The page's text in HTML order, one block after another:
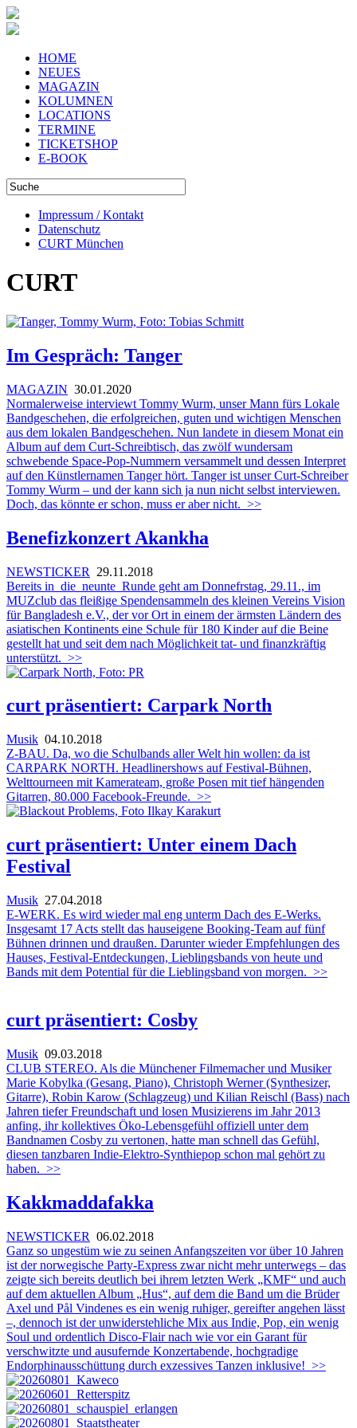
HOME
NEUES
MAGAZIN
KOLUMNEN
LOCATIONS
TERMINE
TICKETSHOP
E-BOOK
Impressum / Kontakt
Datenschutz
CURT München
CURT
Im Gespräch: Tanger
MAGAZIN 30.01.2020
Normalerweise interviewt Tommy Wurm, unser Mann fürs Lokale
Bandgeschehen, die erfolgreichen, guten und wichtigen Menschen
aus dem lokalen Bandgeschehen. Nun landete in diesem Monat ein
Album auf dem Curt-Schreibtisch, das zwölf wundersam
schwebende Space-Pop-Nummern versammelt und dessen Interpret
auf den Künstlernamen Tanger hört. Tanger ist unser Curt-Schreiber
Tommy Wurm – und der kann sich ja nun nicht selbst interviewen.
Doch, das könnte er schon, muss er aber nicht. >>
Benefizkonzert Akankha
NEWSTICKER
29.11.2018
Bereits in die neunte Runde geht am Donnefrstag, 29.11., im
MUZclub das fleißige Spendensammeln des kleinen Vereins Vision
für Bangladesh e.V., der vor Ort in einem der ärmsten Ländern des
asiatischen Kontinents eine Schule für 180 Kinder auf die Beine
gestellt hat und seit dem nach Möglichkeit tat- und finanzkräftig
unterstützt. >>
curt präsentiert: Carpark North
Musik 04.10.2018
Z-BAU. Da, wo die Schulbands aller Welt hin wollen: da ist
CARPARK NORTH. Headlinershows auf Festival-Bühnen,
Welttourneen mit Kamerateam, große Posen mit tief hängenden
Gitarren, 80.000 Facebook-Freunde. >>
curt präsentiert: Unter einem Dach
Festival
Musik 27.04.2018
E-WERK. Es wird wieder mal eng unterm Dach des E-Werks.
Insgesamt 17 Acts stellt das hauseigene Booking-Team auf fünf
Bühnen drinnen und draußen. Darunter wieder Empfehlungen des
Hauses, Festival-Entdeckungen, Lieblingsbands von heute und
Bands mit dem Potential für die Lieblingsband von morgen. >>
curt präsentiert: Cosby
Musik 09.03.2018
CLUB STEREO. Als die Münchener Filmemacher und Musiker
Marie Kobylka (Gesang, Piano), Christoph Werner (Synthesizer,
Gitarre), Robin Karow (Schlagzeug) und Kilian Reischl (Bass) nach
Jahren tiefer Freundschaft und losen Musizierens im Jahr 2013
anfing, ihr kollektives Öko-Lebensgefühl offiziell unter dem
Bandnamen Cosby zu vertonen, hatte man schnell das Gefühl,
diesen tanzbaren Indie-Elektro-Synthiepop schon mal gehört zu
haben. >>
Kakkmaddafakka
NEWSTICKER 06.02.2018
Ganz so ungestüm wie zu seinen Anfangszeiten vor über 10 Jahren
ist der norwegische Party-Express zwar nicht mehr unterwegs – das
zeigte sich bereits deutlich bei ihrem letzten Werk „KMF“ und auch
auf dem aktuellen Album „Hus“, auf dem die Band um die Brüder
Axel und Pål Vindenes es ein wenig ruhiger, gereifter angehen lässt
–, dennoch ist der unwiderstehliche Mix aus Indie, Pop, ein wenig
Soul und ordentlich Disco-Flair nach wie vor ein Garant für
verschwitzte und ausufernde Konzertabende, hochgradige
Endorphinausschüttung durch exzessives Tanzen inklusive! >>